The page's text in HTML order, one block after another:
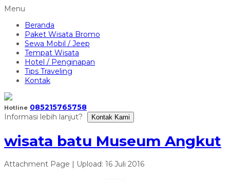
Menu
Beranda
Paket Wisata Bromo
Sewa Mobil / Jeep
Tempat Wisata
Hotel / Penginapan
Tips Traveling
Kontak
Hotline 085215765758
Informasi lebih lanjut?
Kontak Kami
wisata batu Museum Angkut
Attachment Page | Upload: 16 Juli 2016